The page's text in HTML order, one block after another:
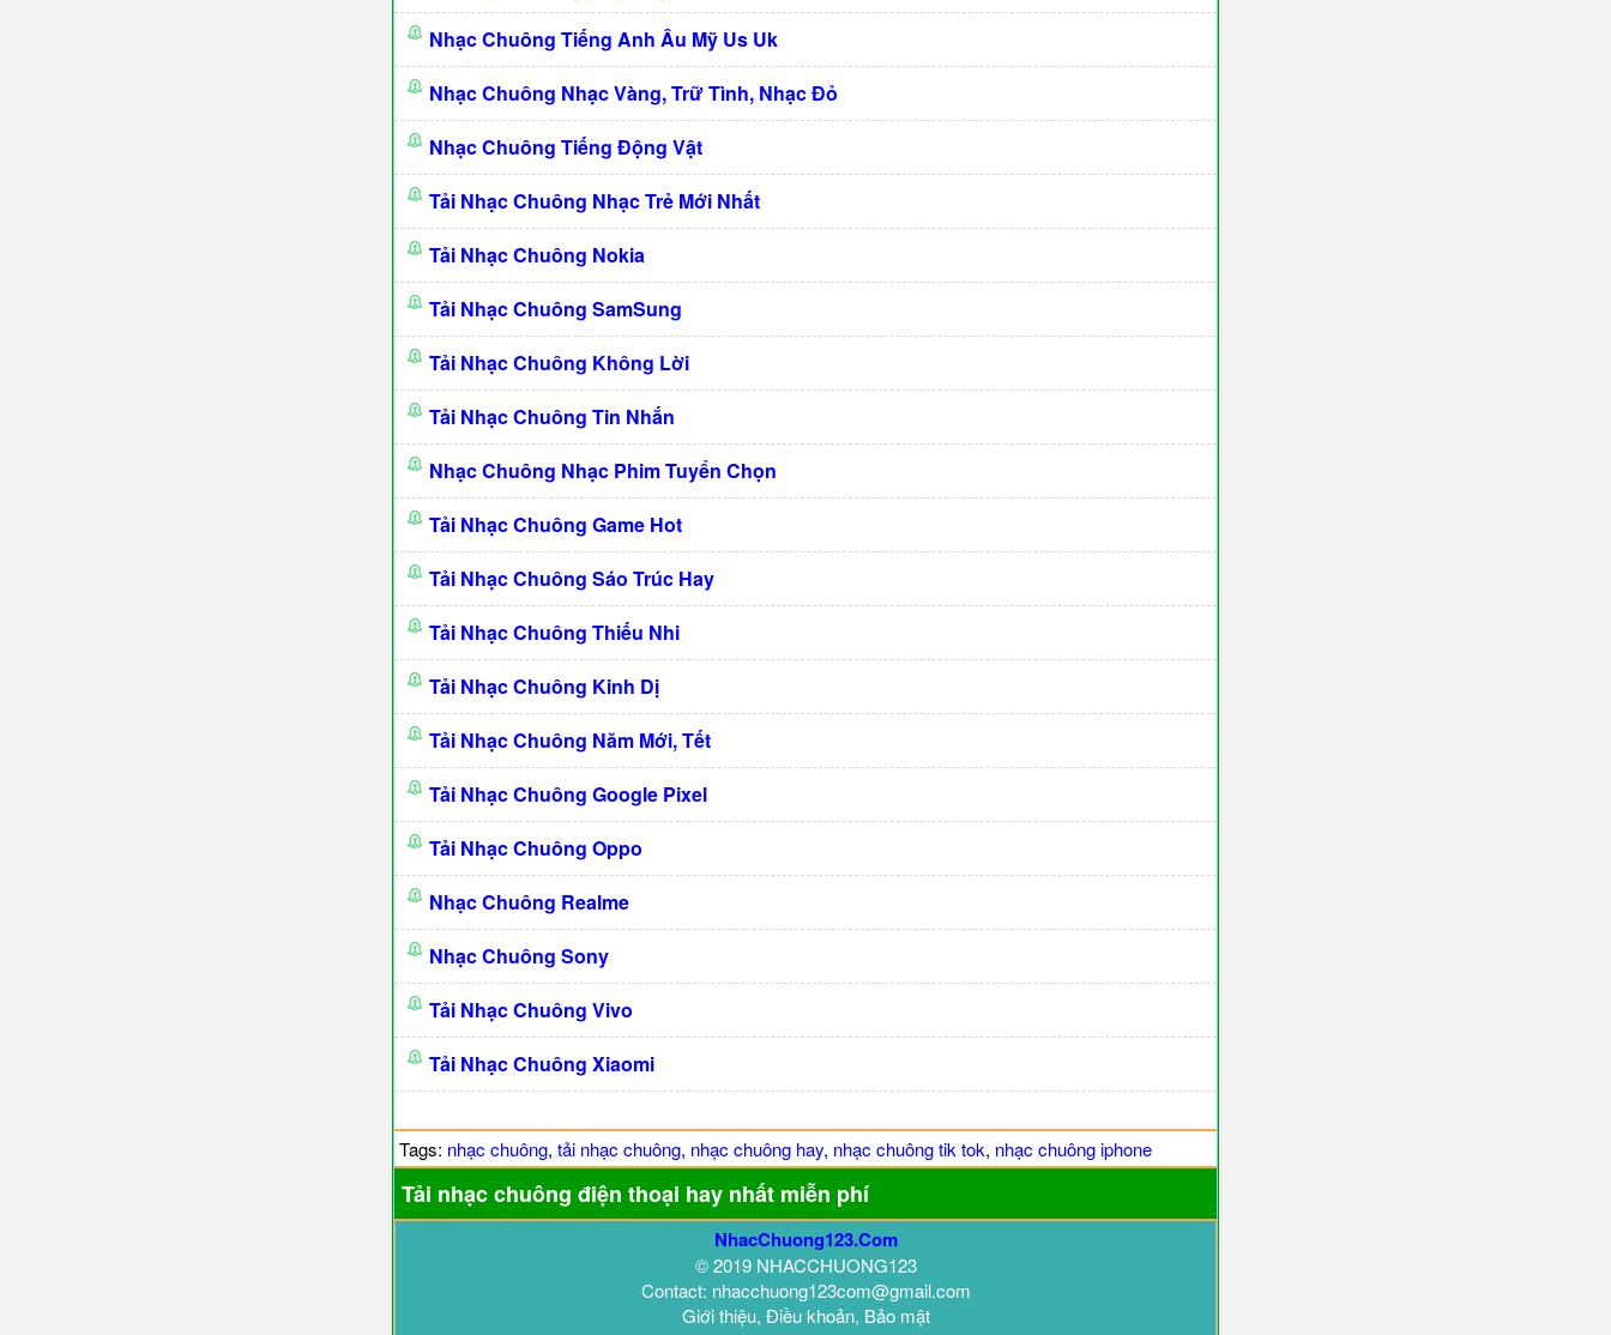
Nhạc Chuông Tiếng Anh Âu Mỹ Us Uk
Nhạc Chuông Nhạc Vàng, Trữ Tình, Nhạc Đỏ
Nhạc Chuông Tiếng Động Vật
Tải Nhạc Chuông Nhạc Trẻ Mới Nhất
Tải Nhạc Chuông Nokia
Tải Nhạc Chuông SamSung
Tải Nhạc Chuông Không Lời
Tải Nhạc Chuông Tin Nhắn
Nhạc Chuông Nhạc Phim Tuyển Chọn
Tải Nhạc Chuông Game Hot
Tải Nhạc Chuông Sáo Trúc Hay
Tải Nhạc Chuông Thiếu Nhi
Tải Nhạc Chuông Kinh Dị
Tải Nhạc Chuông Năm Mới, Tết
Tải Nhạc Chuông Google Pixel
Tải Nhạc Chuông Oppo
Nhạc Chuông Realme
Nhạc Chuông Sony
Tải Nhạc Chuông Vivo
Tải Nhạc Chuông Xiaomi
Tags: nhạc chuông, tải nhạc chuông, nhạc chuông hay, nhạc chuông tik tok, nhạc chuông iphone
Tải nhạc chuông điện thoại hay nhất miễn phí
NhacChuong123.Com
© 2019 NHACCHUONG123
Contact: nhacchuong123com@gmail.com
Giới thiệu, Điều khoản, Bảo mật